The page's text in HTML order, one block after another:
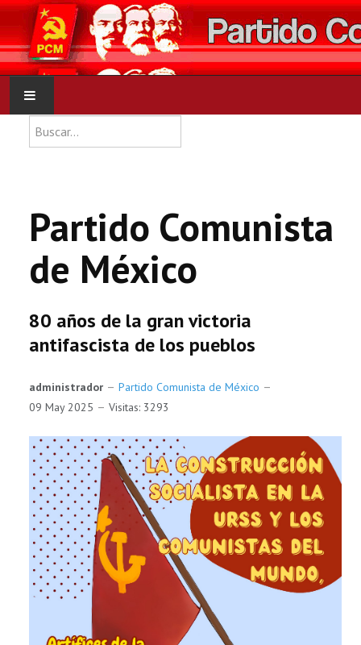
INICIO
NOTICIAS
DOCUMENTOS
Buscar
Partido Comunista
de México
80 años de la gran victoria
antifascista de los pueblos
administrador
Partido Comunista de México
09 May 2025
Visitas: 3293